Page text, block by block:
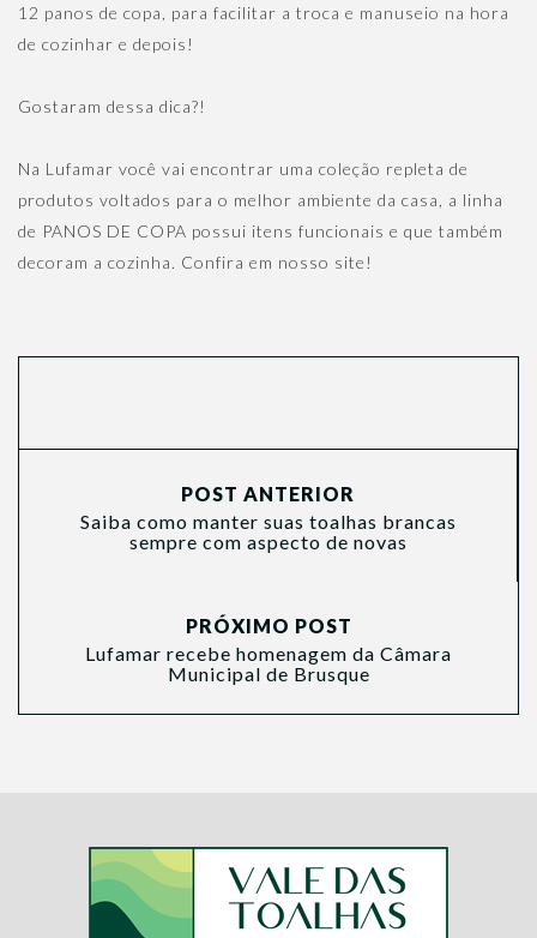
12 panos de copa, para facilitar a troca e manuseio na hora
de cozinhar e depois!
Gostaram dessa dica?!
Na Lufamar você vai encontrar uma coleção repleta de
produtos voltados para o melhor ambiente da casa, a linha
de PANOS DE COPA possui itens funcionais e que também
decoram a cozinha. Confira em nosso site!
POST ANTERIOR
Saiba como manter suas toalhas brancas
sempre com aspecto de novas
PRÓXIMO POST
Lufamar recebe homenagem da Câmara
Municipal de Brusque